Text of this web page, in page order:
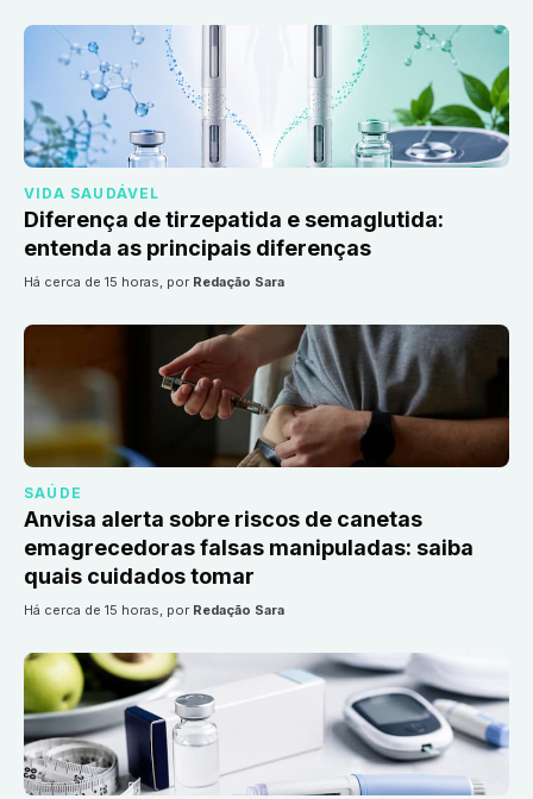
VIDA SAUDÁVEL
Diferença de tirzepatida e semaglutida:
entenda as principais diferenças
há cerca de 15 horas, por Redação Sara
SAÚDE
Anvisa alerta sobre riscos de canetas
emagrecedoras falsas manipuladas: saiba
quais cuidados tomar
há cerca de 15 horas, por Redação Sara